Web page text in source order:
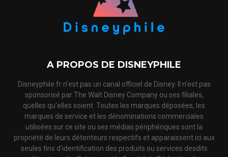
A PROPOS DE DISNEYPHILE
Disneyphile.fr n'est pas un canal officiel de Disney. Il n'est pas
sponsorisé par The Walt Disney Company ou ses filiales,
quelles qu'elles soient. Toutes les marques déposées, les
marques de service et les dénominations commerciales
utilisées sur ce site ou ses médias périphériques sont la
propriété de leurs détenteurs respectifs et apparaissent ici aux
seules fins d'identification des produits ou services desdits